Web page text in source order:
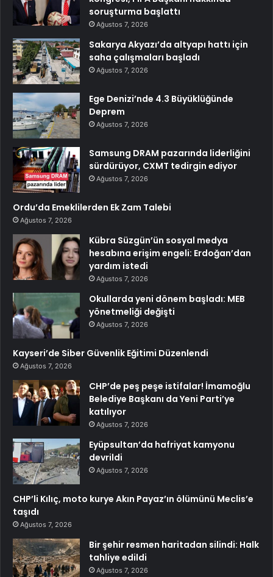
soruşturma başlattı
Ağustos 7, 2026
Sakarya Akyazı’da altyapı hattı için
saha çalışmaları başladı
Ağustos 7, 2026
Ege Denizi’nde 4.3 Büyüklüğünde
Deprem
Ağustos 7, 2026
Samsung DRAM pazarında liderliğini
sürdürüyor, CXMT tedirgin ediyor
Ağustos 7, 2026
Ordu’da Emeklilerden Ek Zam Talebi
Ağustos 7, 2026
Kübra Süzgün’ün sosyal medya
hesabına erişim engeli: Erdoğan’dan
yardım istedi
Ağustos 7, 2026
Okullarda yeni dönem başladı: MEB
yönetmeliği değişti
Ağustos 7, 2026
Kayseri’de Siber Güvenlik Eğitimi Düzenlendi
Ağustos 7, 2026
CHP’de peş peşe istifalar! İmamoğlu
Belediye Başkanı da Yeni Parti’ye
katılıyor
Ağustos 7, 2026
Eyüpsultan’da hafriyat kamyonu
devrildi
Ağustos 7, 2026
CHP’li Kılıç, moto kurye Akın Payaz’ın ölümünü Meclis’e
taşıdı
Ağustos 7, 2026
Bir şehir resmen haritadan silindi: Halk
tahliye edildi
Ağustos 7, 2026